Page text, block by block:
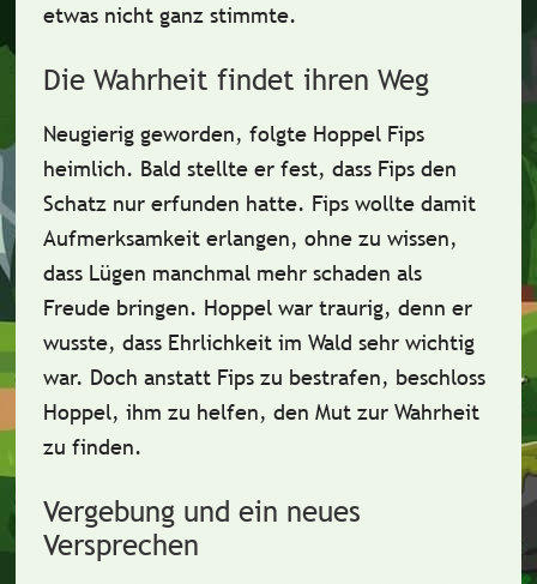
etwas nicht ganz stimmte.
Die Wahrheit findet ihren Weg
Neugierig geworden, folgte Hoppel Fips
heimlich. Bald stellte er fest, dass Fips den
Schatz nur erfunden hatte. Fips wollte damit
Aufmerksamkeit erlangen, ohne zu wissen,
dass Lügen manchmal mehr schaden als
Freude bringen. Hoppel war traurig, denn er
wusste, dass Ehrlichkeit im Wald sehr wichtig
war. Doch anstatt Fips zu bestrafen, beschloss
Hoppel, ihm zu helfen, den Mut zur Wahrheit
zu finden.
Vergebung und ein neues
Versprechen